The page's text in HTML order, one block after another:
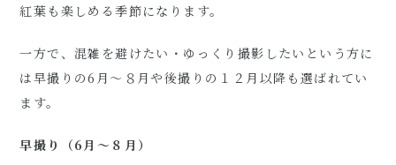
紅葉も楽しめる季節になります。
一方で、混雑を避けたい・ゆっくり撮影したいという方に
は早撮りの6月〜８月や後撮りの１２月以降も選ばれてい
ます。
早撮り（6月〜８月）